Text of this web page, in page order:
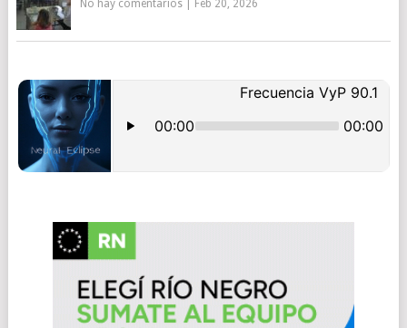
No hay comentarios| Feb 20, 2026